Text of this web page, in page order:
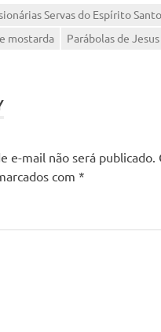
Servas do Espírito Santo
mostarda
Parábolas de Jesus
e-mail não será publicado.
com *